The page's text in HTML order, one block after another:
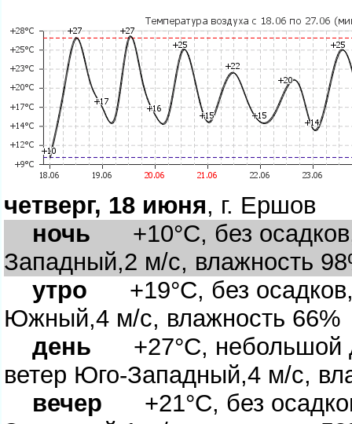
четверг, 18 июня, г. Ершо
ночь +10°C, без
Западный,2 м/с, влажность
утро +19°C, без осадков,
Южный,4 м/с, влажность 66%
день +27°C, небольшой
етер Юго-Западный,4 м/с,
ечер +21°C, без